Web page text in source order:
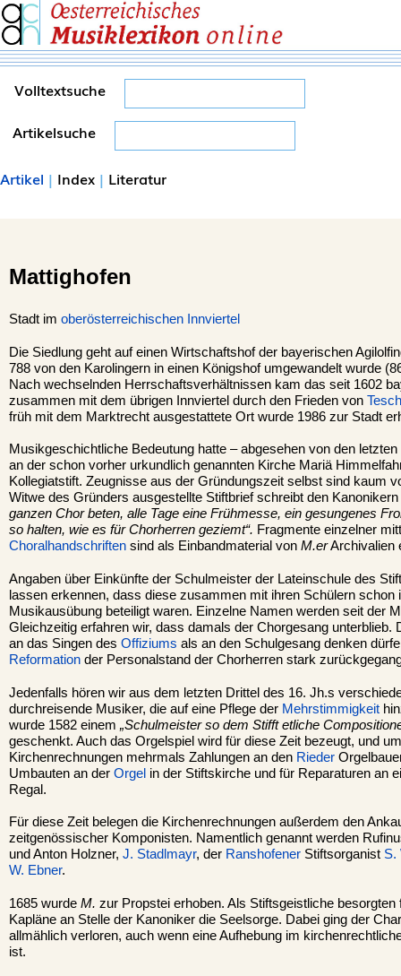
Volltextsuche
Artikelsuche
Artikel | Index | Literatur
Mattighofen
Stadt im oberösterreichischen Innviertel
Die Siedlung geht auf einen Wirtschaftshof der bayerischen
788 von den Karolingern in einen Königshof umgewandelt wurde
Nach wechselnden Herrschaftsverhältnissen kam das seit 1602
zusammen mit dem übrigen Innviertel durch den Frieden von
früh mit dem Marktrecht ausgestattete Ort wurde 1986 zur Stadt
Musikgeschichtliche Bedeutung hatte – abgesehen von den
an der schon vorher urkundlich genannten Kirche Mariä
Kollegiatstift. Zeugnisse aus der Gründungszeit selbst sind kaum
Witwe des Gründers ausgestellte Stiftbrief schreibt den
ganzen Chor beten, alle Tage eine Frühmesse, ein gesungenes
so halten, wie es für Chorherren geziemt“. Fragmente einzelner
Choralhandschriften sind als Einbandmaterial von M.erArchivalien
Angaben über Einkünfte der Schulmeister der Lateinschule des
lassen erkennen, dass diese zusammen mit ihren Schülern schon
Musikausübung beteiligt waren. Einzelne Namen werden seit der
Gleichzeitig erfahren wir, dass damals der Chorgesang unterblieb.
an das Singen des Offiziums als an den Schulgesang denken
Reformation der Personalstand der Chorherren stark
Jedenfalls hören wir aus dem letzten Drittel des 16. Jh.s
durchreisende Musiker, die auf eine Pflege der Mehrstimmigkeit
wurde 1582 einem „Schulmeister so dem Stifft etliche
geschenkt. Auch das Orgelspiel wird für diese Zeit bezeugt, und
Kirchenrechnungen mehrmals Zahlungen an den Rieder
Umbauten an der Orgel in der Stiftskirche und für Reparaturen an
Regal.
Für diese Zeit belegen die Kirchenrechnungen außerdem den
zeitgenössischer Komponisten. Namentlich genannt werden
und Anton Holzner, J. Stadlmayr, der Ranshofener Stiftsorganist S.
W. Ebner.
1685 wurde M. zur Propstei erhoben. Als Stiftsgeistliche
Kapläne an Stelle der Kanoniker die Seelsorge. Dabei ging der
allmählich verloren, auch wenn eine Aufhebung im
ist.